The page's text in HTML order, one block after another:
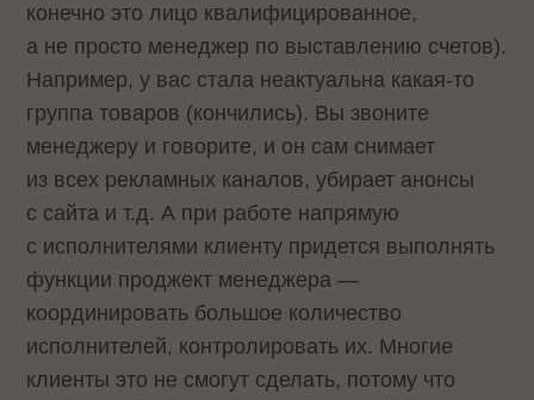
конечно это лицо квалифицированное,
а не просто менеджер по выставлению счетов).
Например, у вас стала неактуальна какая-то
группа товаров (кончились). Вы звоните
менеджеру и говорите, и он сам снимает
из всех рекламных каналов, убирает анонсы
с сайта и т.д. А при работе напрямую
с исполнителями клиенту придется выполнять
функции проджект менеджера —
координировать большое количество
исполнителей, контролировать их. Многие
клиенты это не смогут сделать, потому что